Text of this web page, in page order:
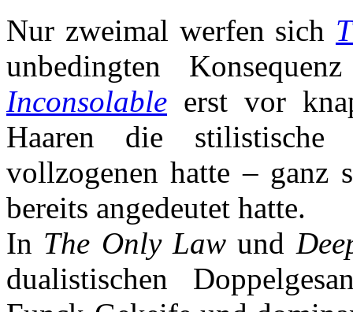
Nur zweimal werfen sich
unbedingten
Inconsolable erst vor
Haaren die
vollzogenen hatte – ganz
bereits angedeutet hatte.
In The Only Law und
dualistischen